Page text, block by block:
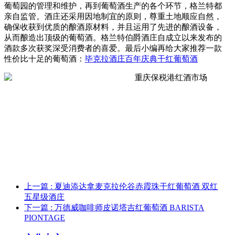
葡萄园的管理和维护，再到葡萄酒生产的各个环节，格兰特都
亲自监管。酒庄还采用因地制宜的原则，尊重土地顺应自然，
确保收获到优质的酿酒原材料，并且运用了先进的酿酒设备，
从而酿造出顶级的葡萄酒。格兰特伯爵酒庄自成立以来发布的
酒款多次获奖深受消费者的喜爱。最后小编再给大家推荐一款
性价比十足的葡萄酒： 毕克拉酒庄百年庆典干红葡萄酒
上一篇 : 夏迪添达拿麦克拉伦谷赤霞珠干红葡萄酒 双红
五星级酒庄
下一篇 : 万德威咖啡师皮诺塔吉红葡萄酒 BARISTA
PIONTAGE